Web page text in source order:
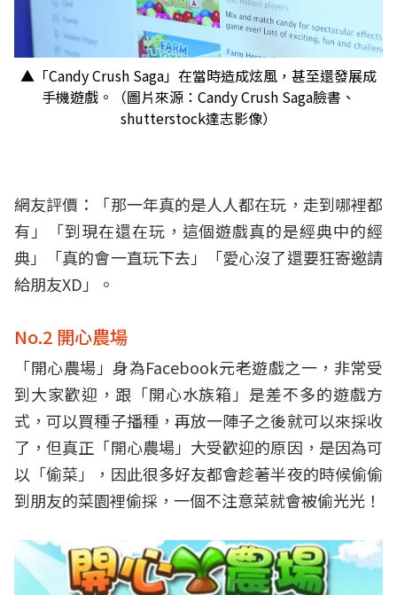
▲「Candy Crush Saga」在當時造成炫風，甚至還發展成
手機遊戲。（圖片來源：Candy Crush Saga臉書、
shutterstock達志影像）
網友評價：「那一年真的是人人都在玩，走到哪裡都
有」「到現在還在玩，這個遊戲真的是經典中的經
典」「真的會一直玩下去」「愛心沒了還要狂寄邀請
給朋友XD」。
No.2 開心農場
「開心農場」身為Facebook元老遊戲之一，非常受
到大家歡迎，跟「開心水族箱」是差不多的遊戲方
式，可以買種子播種，再放一陣子之後就可以來採收
了，但真正「開心農場」大受歡迎的原因，是因為可
以「偷菜」，因此很多好友都會趁著半夜的時候偷偷
到朋友的菜園裡偷採，一個不注意菜就會被偷光光！